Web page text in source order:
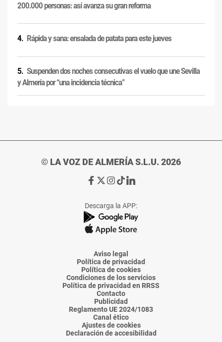
200.000 personas: así avanza su gran reforma
Rápida y sana: ensalada de patata para este jueves
Suspenden dos noches consecutivas el vuelo que une Sevilla
y Almería por “una incidencia técnica”
© LA VOZ DE ALMERÍA S.L.U. 2026
Ir
de
La
Voz
Almería
Ir
de
La
Voz
Almería
Ir
de
La
Voz
Almería
Ir
de
La
Voz
Almería
Ir
de
La
Voz
Descarga la APP:
Aviso legal
Política de privacidad
Política de cookies
Condiciones de los servicios
Política de privacidad en RRSS
Contacto
Publicidad
Reglamento UE 2024/1083
Canal ético
Ajustes de cookies
Declaración de accesibilidad